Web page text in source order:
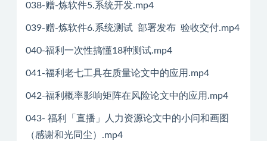
038-赠-炼软件5.系统开发.mp4
039-赠-炼软件6.系统测试 部署发布 验收交付.mp4
040-福利一次性搞懂18种测试.mp4
041-福利老七工具在质量论文中的应用.mp4
042-福利概率影响矩阵在风险论文中的应用.mp4
043- 福利「直播」人力资源论文中的小问和画图
（感谢和光同尘）.mp4